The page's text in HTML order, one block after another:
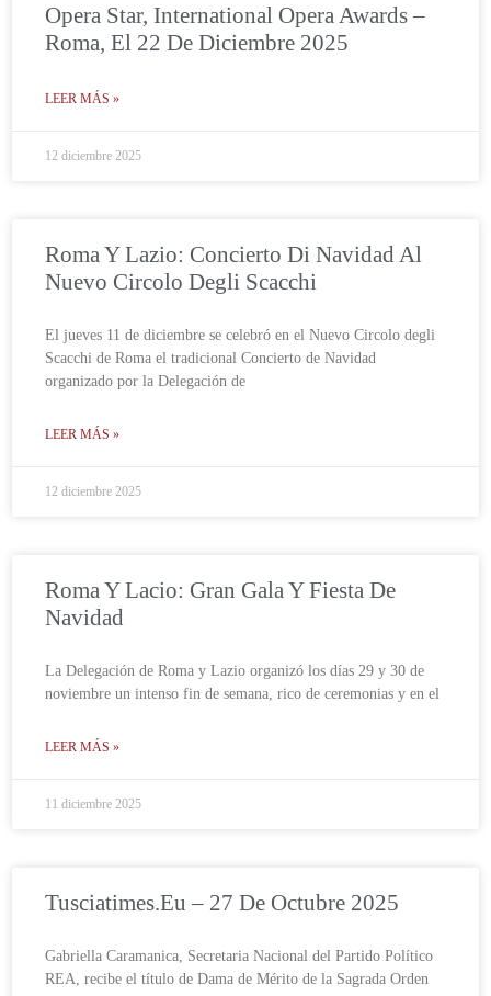
Opera Star, International Opera Awards –
Roma, El 22 De Diciembre 2025
LEER MÁS »
12 diciembre 2025
Roma Y Lazio: Concierto Di Navidad Al
Nuevo Circolo Degli Scacchi
El jueves 11 de diciembre se celebró en el Nuevo Circolo degli
Scacchi de Roma el tradicional Concierto de Navidad
organizado por la Delegación de
LEER MÁS »
12 diciembre 2025
Roma Y Lacio: Gran Gala Y Fiesta De
Navidad
La Delegación de Roma y Lazio organizó los días 29 y 30 de
noviembre un intenso fin de semana, rico de ceremonias y en el
LEER MÁS »
11 diciembre 2025
Tusciatimes.eu – 27 De Octubre 2025
Gabriella Caramanica, Secretaria Nacional del Partido Político
REA, recibe el título de Dama de Mérito de la Sagrada Orden